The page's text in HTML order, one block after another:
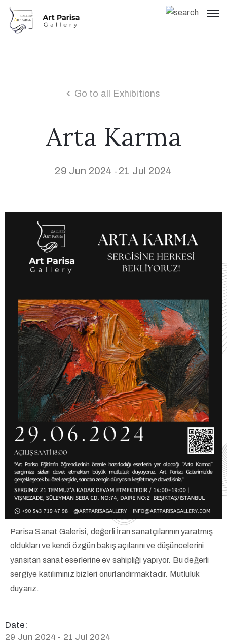
Go to all Exhibitions
Arta Karma
29 Jun 2024 - 21 Jul 2024
Parisa Sanat Galerisi, değerli İran sanatçılarının yaratmış
oldukları ve kendi özgün bakış açılarını ve düşüncelerini
yansıtan sanat eserlerine ev sahipliği yapıyor. Bu değerli
sergiye katılımınız bizleri onurlandırmaktadır. Mutluluk
duyarız.
Date:
29 Jun 2024 - 21 Jul 2024